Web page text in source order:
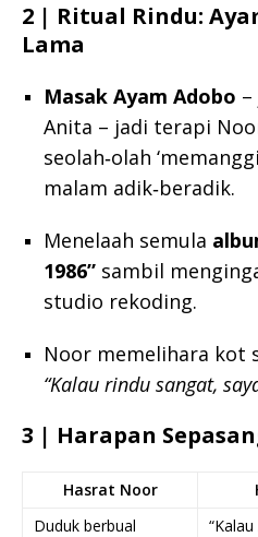
2 | Ritual Rindu:
Lama
Masak Ayam Adobo
Anita – jadi terapi
seolah‑olah
malam adik‑beradik.
Menelaah semula
1986” sambil
studio rekoding.
Noor memelihara kot
“Kalau rindu sangat,
3 | Harapan
Hasrat Noor
Duduk berbual